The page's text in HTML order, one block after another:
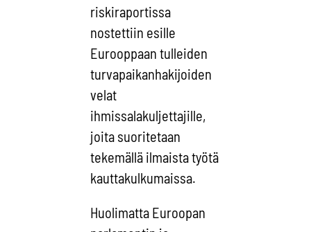
riskiraportissa
nostettiin esille
Eurooppaan tulleiden
turvapaikanhakijoiden
velat
ihmissalakuljettajille,
joita suoritetaan
tekemällä ilmaista työtä
kauttakulkumaissa.
Huolimatta Euroopan